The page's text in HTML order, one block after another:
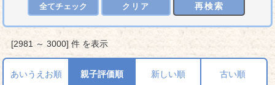
全てチェック クリア 再検索
[2981 ～ 3000] 件 を表示
あいうえお順 親子評価順 新しい順 古い順